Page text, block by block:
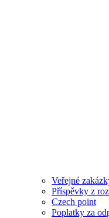
Veřejné
Příspěvky z
Czech point
Poplatky za